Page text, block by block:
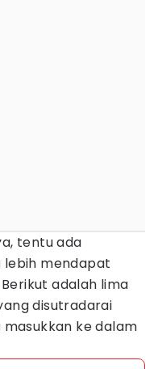
tentu ada
mendapat
adalah lima
disutradarai
masukkan ke dalam